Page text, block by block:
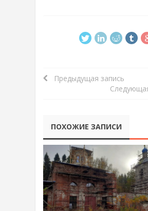
Предыдущая запись
ПОХОЖИЕ ЗАПИСИ